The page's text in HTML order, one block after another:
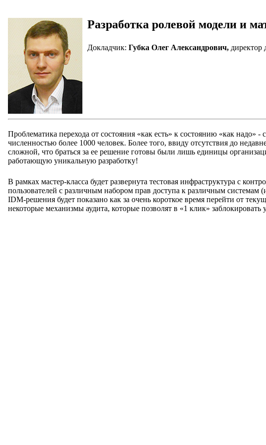
Разработка ролевой модели и
Докладчик: Губка Олег Александрович, директор
Проблематика перехода от состояния «как есть» к состоянию «как
численностью более 1000 человек. Более того, ввиду отсутствия до
сложной, что браться за ее решение готовы были лишь единицы
работающую уникальную разработку!
В рамках мастер-класса будет развернута тестовая инфраструктура с
пользователей с различным набором прав доступа к различным
IDM-решения будет показано как за очень короткое время перейти от
некоторые механизмы аудита, которые позволят в «1 клик»